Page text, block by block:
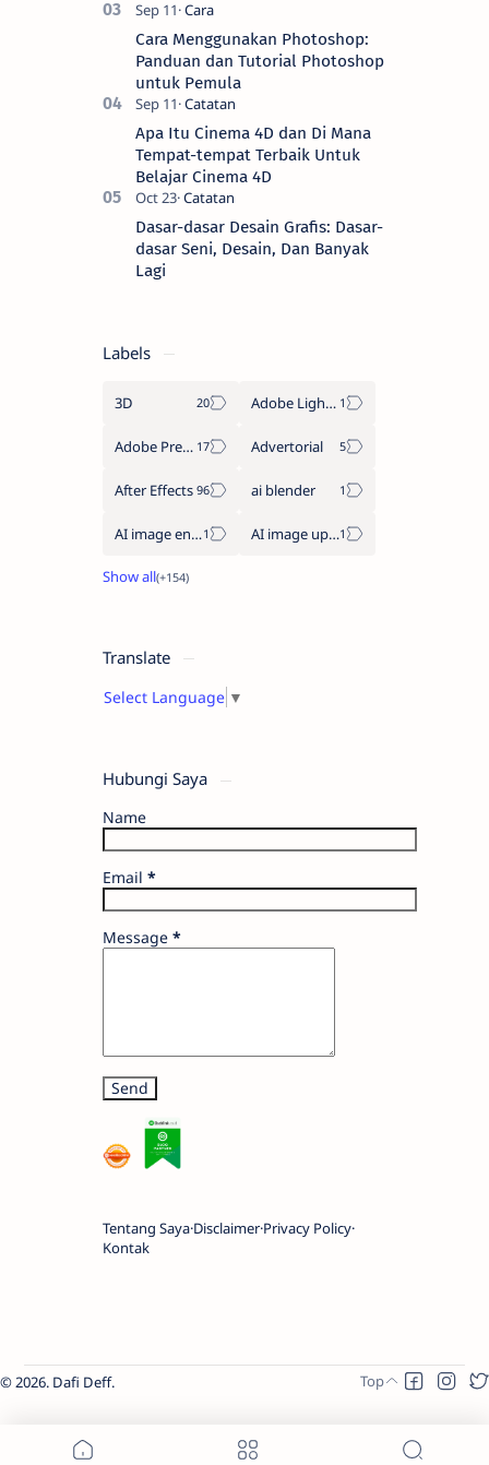
Cara Menggunakan Photoshop:
Panduan dan Tutorial Photoshop
untuk Pemula
Apa Itu Cinema 4D dan Di Mana
Tempat-tempat Terbaik Untuk
Belajar Cinema 4D
Dasar-dasar Desain Grafis: Dasar-
dasar Seni, Desain, Dan Banyak
Lagi
Labels
3D Adobe Lightroom
Adobe Premiere Pro Advertorial
After Effects ai blender
AI image enhancement AI image upscaler
Translate
Select Language ▼
Hubungi Saya
Name
Email *
Message *
Tentang Saya Disclaimer Privacy Policy
Kontak
2026. Dafi Deff.